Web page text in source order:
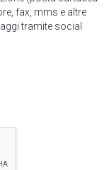
fax, mms e altre
tramite social